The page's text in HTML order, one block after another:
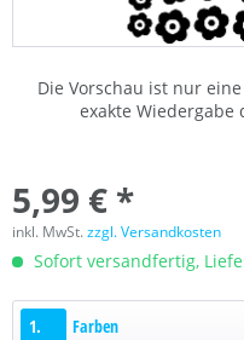
Die Vorschau ist nur
exakte
5,99 € *
inkl. MwSt.zzgl. Versandkosten
Sofort versandfertig,
1. Farben